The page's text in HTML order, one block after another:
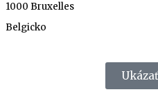
1000 Bruxelles
Belgicko